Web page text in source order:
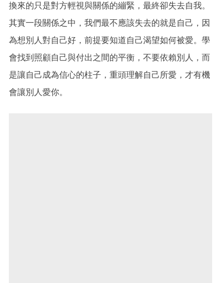
換來的只是對方輕視與關係的繃緊，最終卻失去自我。
其實一段關係之中，我們最不應該失去的就是自己，因
為想別人對自己好，前提要知道自己渴望如何被愛。學
會找到照顧自己與付出之間的平衡，不要依賴別人，而
是讓自己成為信心的柱子，重頭理解自己所愛，才有機
會讓別人愛你。